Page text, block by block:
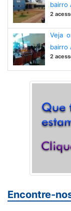
bairro
2
Veja
bairro
2
Encontre-